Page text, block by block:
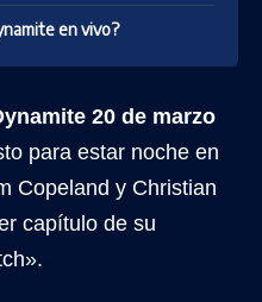
en vivo?
20 de marzo
para estar noche en
Copeland y Christian
capítulo de su